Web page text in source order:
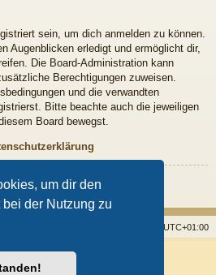
um dir den
der Nutzung zu
sein, um dich anmelden zu können.
Augenblicken erledigt und ermöglicht dir,
Die Board-Administration kann
Berechtigungen zuweisen.
und die verwandten
Bitte beachte auch die jeweiligen
Board bewegst.
UTC+01:00
® Forum Software © phpBB Limited
phpBB 3.2 von MrGaby